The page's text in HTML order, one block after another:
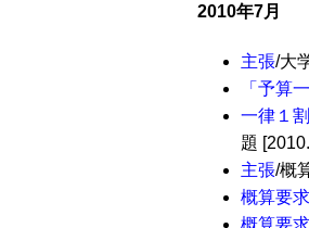
2010年7月
主張/大
「予算
一律１
題
主張/概
概算要